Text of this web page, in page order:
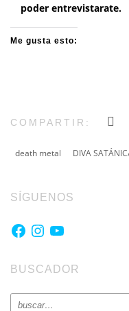
poder entrevistarate.
Me gusta esto:
COMPARTIR:
death metal DIVA
SÍGUENOS
Facebook
Instagram
YouTube
BUSCADOR